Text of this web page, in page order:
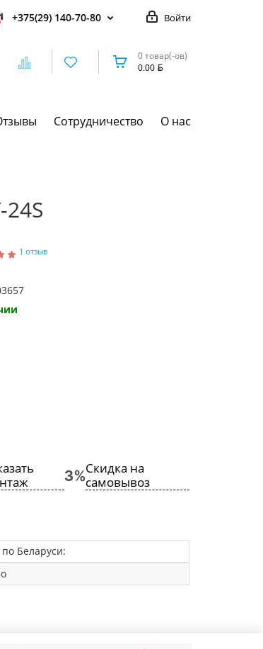
Войти
+375(29) 140-70-80
0 товар(-ов)
0.00
Сотрудничество О нас
1 отзыв
Скидка на
самовывоз
Беларуси: